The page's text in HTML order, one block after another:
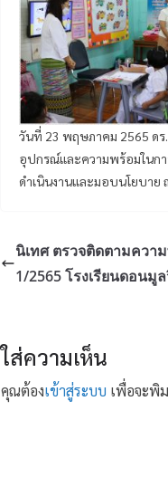
วันที่ 23 พฤษภาคม 2565 ด
อุปกรณ์และความพร้อมในก
ดำเนินงานและมอบนโยบาย
นิเทศ ตรวจติดตามควา
1/2565 โรงเรียนดอนมู
ใส่ความเห็น
คุณต้องเข้าสู่ระบบ เพื่อจะพิ